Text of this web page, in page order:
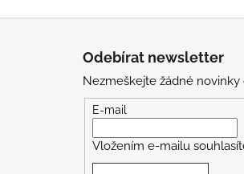
Odebírat newsletter
Nezmeškejte žádné novinky
E-mail
Vložením e-mailu